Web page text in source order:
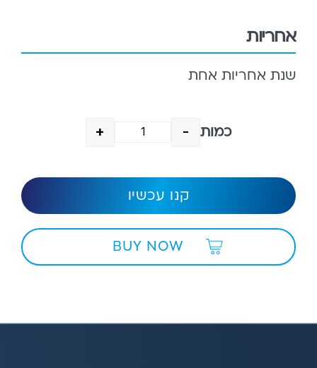
אחריות
שנת אחריות אחת
כמות Quantity -
+
BUY NOW
קנו עכשיו